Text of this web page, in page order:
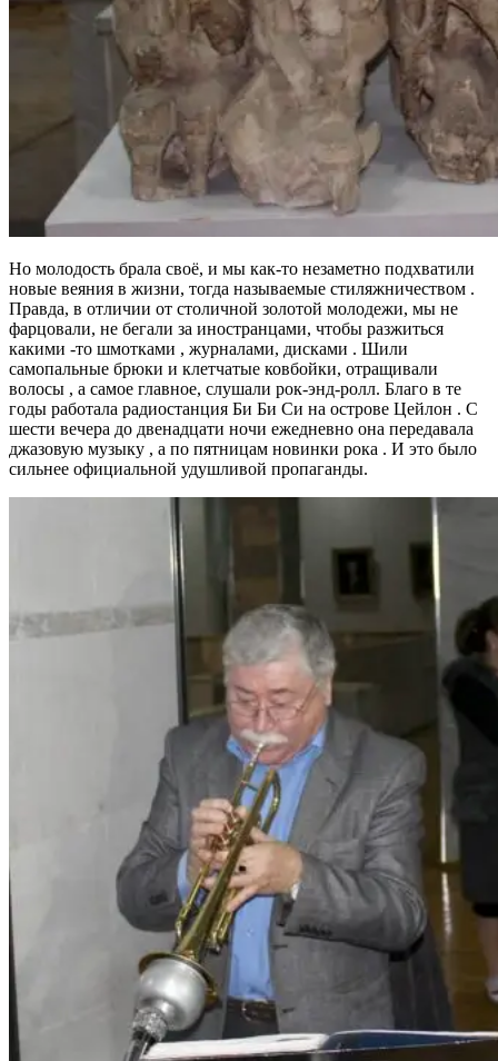
Но молодость брала своё, и мы как-то незаметно подхватили
новые веяния в жизни, тогда называемые стиляжничеством .
Правда, в отличии от столичной золотой молодежи, мы не
фарцовали, не бегали за иностранцами, чтобы разжиться
какими -то шмотками , журналами, дисками . Шили
самопальные брюки и клетчатые ковбойки, отращивали
волосы , а самое главное, слушали рок-энд-ролл. Благо в те
годы работала радиостанция Би Би Си на острове Цейлон . С
шести вечера до двенадцати ночи ежедневно она передавала
джазовую музыку , а по пятницам новинки рока . И это было
сильнее официальной удушливой пропаганды.